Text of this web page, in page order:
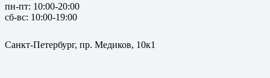
пн-пт: 10:00-20:00
сб-вс: 10:00-19:00
Санкт-Петербург, пр. Медиков, 10к1